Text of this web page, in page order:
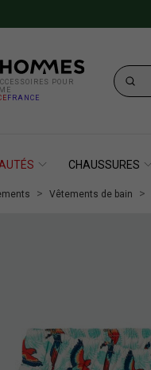
POUR
FRANCE
CHAUSSURES
Vêtements de bain